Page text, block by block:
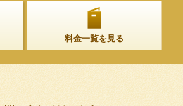
料金一覧を見る